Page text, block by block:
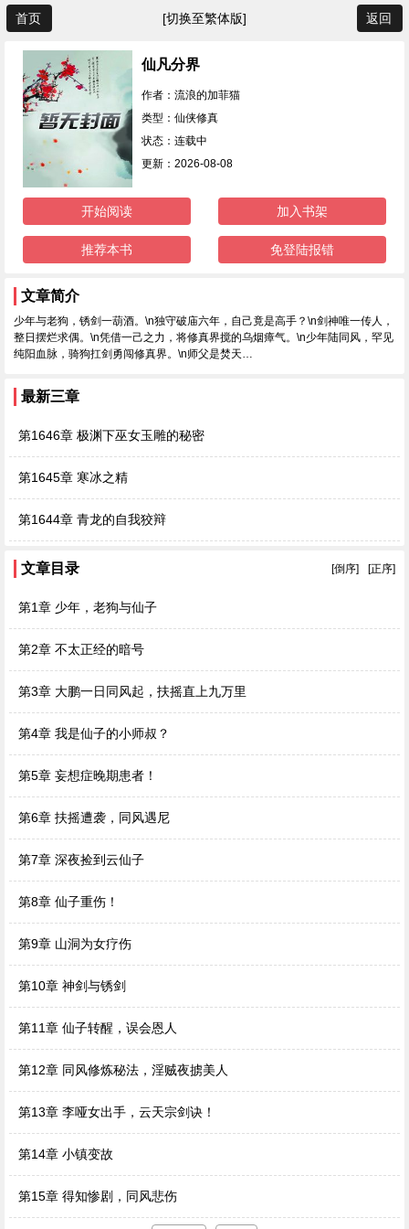
首页 [切换至繁体版] 返回
仙凡分界
作者：流浪的加菲猫
类型：仙侠修真
状态：连载中
更新：2026-08-08
开始阅读 加入书架
推荐本书 免登陆报错
文章简介
少年与老狗，锈剑一葫酒。\n独守破庙六年，自己竟是高手？\n剑神唯一传人，
整日摆烂求偶。\n凭借一己之力，将修真界搅的乌烟瘴气。\n少年陆同风，罕见
纯阳血脉，骑狗扛剑勇闯修真界。\n师父是焚天…
最新三章
第1646章 极渊下巫女玉雕的秘密
第1645章 寒冰之精
第1644章 青龙的自我狡辩
文章目录 [正序]
[倒序]
第1章 少年，老狗与仙子
第2章 不太正经的暗号
第3章 大鹏一日同风起，扶摇直上九万里
第4章 我是仙子的小师叔？
第5章 妄想症晚期患者！
第6章 扶摇遭袭，同风遇尼
第7章 深夜捡到云仙子
第8章 仙子重伤！
第9章 山洞为女疗伤
第10章 神剑与锈剑
第11章 仙子转醒，误会恩人
第12章 同风修炼秘法，淫贼夜掳美人
第13章 李哑女出手，云天宗剑诀！
第14章 小镇变故
第15章 得知惨剧，同风悲伤